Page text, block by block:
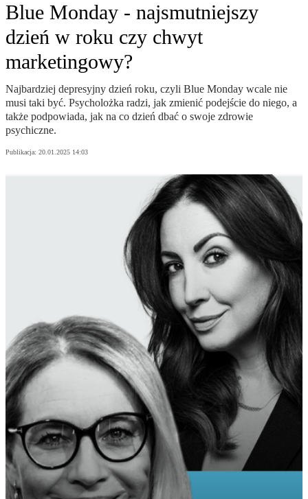
Blue Monday - najsmutniejszy
dzień w roku czy chwyt
marketingowy?
Najbardziej depresyjny dzień roku, czyli Blue Monday wcale nie
musi taki być. Psycholożka radzi, jak zmienić podejście do niego, a
także podpowiada, jak na co dzień dbać o swoje zdrowie
psychiczne.
Publikacja: 20.01.2025 14:03